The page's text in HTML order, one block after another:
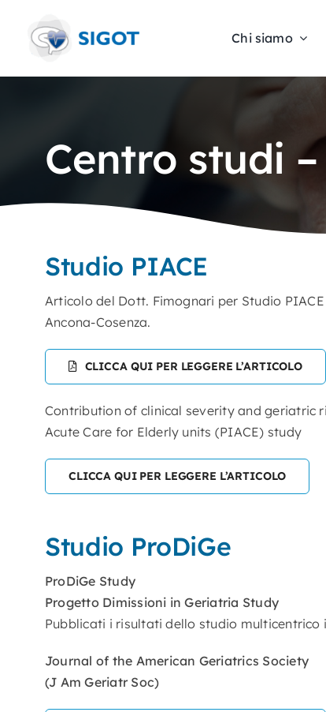
content
Chi siamo
Centro studi
Studio PIACE
Articolo del Dott. Fimognari per Studio
Ancona-Cosenza.
CLICCA QUI PER LEGGERE L’ARTICOLO
Contribution of clinical severity and geriatric
Acute Care for Elderly units (PIACE) study
CLICCA QUI PER LEGGERE L’ARTICOLO
Studio ProDiGe
ProDiGe Study
Progetto Dimissioni in Geriatria Study
Pubblicati i risultati dello studio multicentrico
Journal of the American Geriatrics Society
(J Am Geriatr Soc)